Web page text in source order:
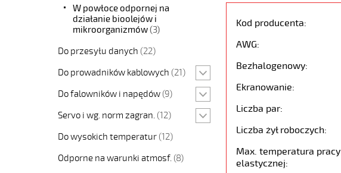
W powłoce odpornej na
działanie bioolejów i
mikroorganizmów(3)
Do przesyłu danych (22)
Do prowadników kablowych (21)
Do falowników i napędów (9)
Servo i wg. norm zagran. (12)
Do wysokich temperatur (12)
Odporne na warunki atmosf. (8)
Kod producenta:
AWG:
Bezhalogenowy:
Ekranowanie:
Liczba par:
Liczba żył roboczych:
Max. temperatura pracy
elastycznej: